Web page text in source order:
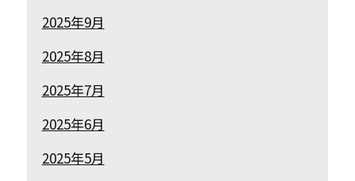
2025年9月
2025年8月
2025年7月
2025年6月
2025年5月